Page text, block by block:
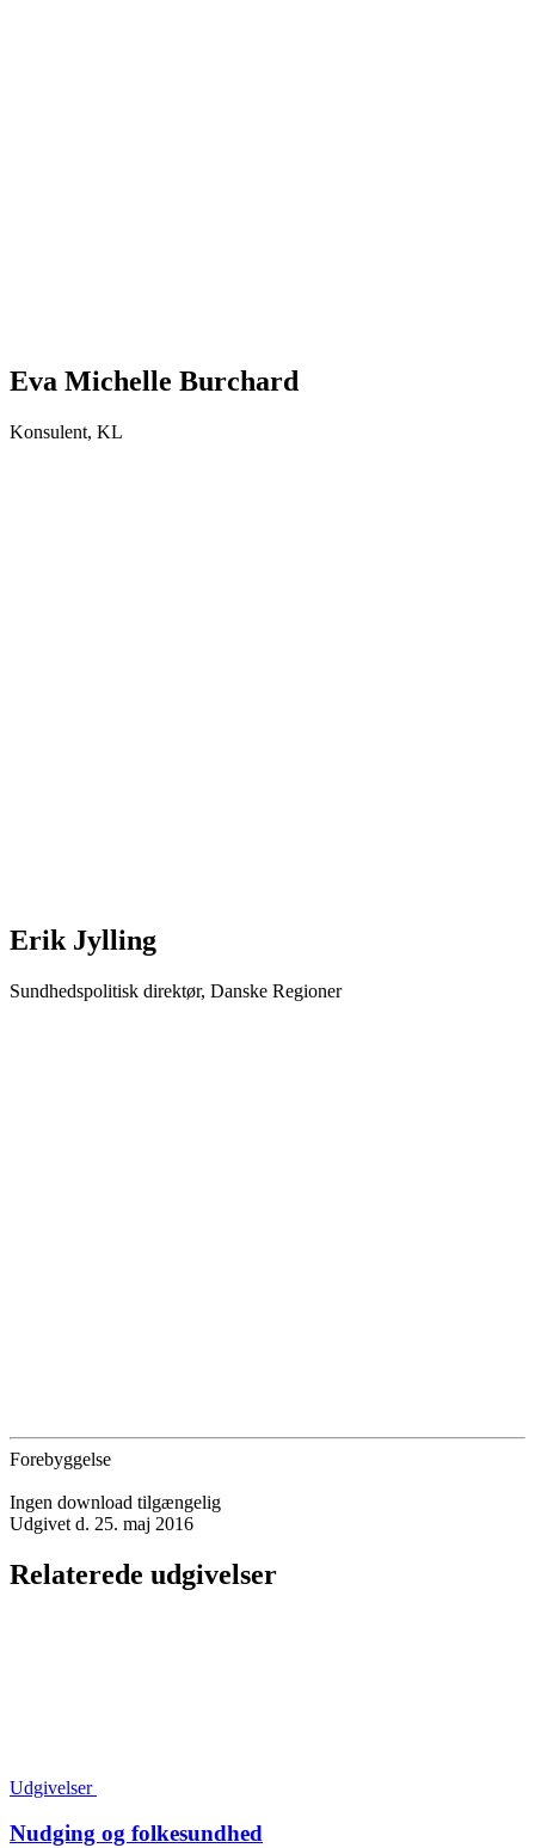
Eva Michelle Burchard
Konsulent, KL
Erik Jylling
Sundhedspolitisk direktør, Danske Regioner
Forebyggelse
Ingen download tilgængelig
Udgivet d. 25. maj 2016
Relaterede udgivelser
Udgivelser
Nudging og folkesundhed